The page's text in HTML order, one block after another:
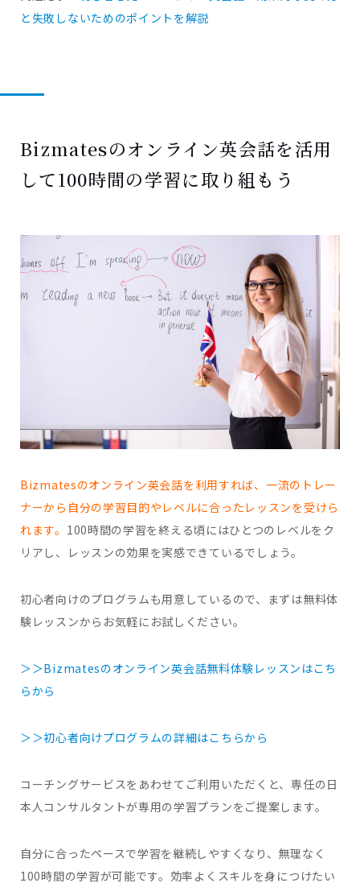
と失敗しないためのポイントを解説
Bizmatesのオンライン英会話を活用
して100時間の学習に取り組もう
Bizmatesのオンライン英会話を利用すれば、一流のトレー
ナーから自分の学習目的やレベルに合ったレッスンを受けら
れます。 100時間の学習を終える頃にはひとつのレベルをク
リアし、レッスンの効果を実感できているでしょう。
初心者向けのプログラムも用意しているので、まずは無料体
験レッスンからお気軽にお試しください。
＞＞Bizmatesのオンライン英会話無料体験レッスンはこち
らから
＞＞初心者向けプログラムの詳細はこちらから
コーチングサービスをあわせてご利用いただくと、専任の日
本人コンサルタントが専用の学習プランをご提案します。
自分に合ったペースで学習を継続しやすくなり、無理なく
100時間の学習が可能です。効率よくスキルを身につけたい